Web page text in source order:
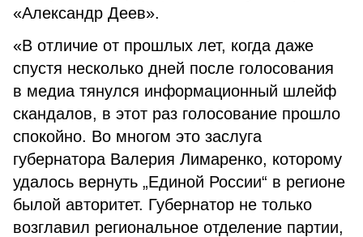
«Александр Деев».
«В отличие от прошлых лет, когда даже
спустя несколько дней после голосования
в медиа тянулся информационный шлейф
скандалов, в этот раз голосование прошло
спокойно. Во многом это заслуга
губернатора Валерия Лимаренко, которому
удалось вернуть „Единой России“ в регионе
былой авторитет. Губернатор не только
возглавил региональное отделение партии,